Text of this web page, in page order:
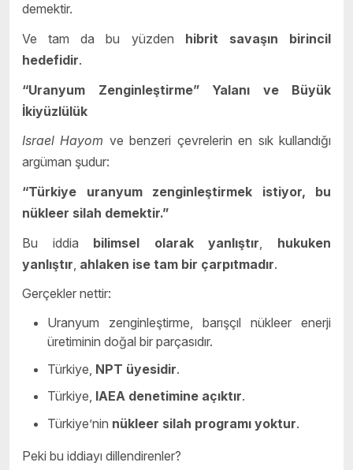
demektir.
Ve tam da bu yüzden hibrit savaşın birincil
hedefidir.
“Uranyum Zenginleştirme” Yalanı ve Büyük
İkiyüzlülük
Israel Hayom ve benzeri çevrelerin en sık kullandığı
argüman şudur:
“Türkiye uranyum zenginleştirmek istiyor, bu
nükleer silah demektir.”
Bu iddia bilimsel olarak yanlıştır
hukuken
yanlıştır ahlaken ise tam bir çarpıtmadır.
Gerçekler nettir:
Uranyum zenginleştirme, barışçıl nükleer enerji
üretiminin doğal bir parçasıdır.
Türkiye, NPT üyesidir.
Türkiye, IAEA denetimine açıktır.
Türkiye’nin nükleer silah programı yoktur.
Peki bu iddiayı dillendirenler?